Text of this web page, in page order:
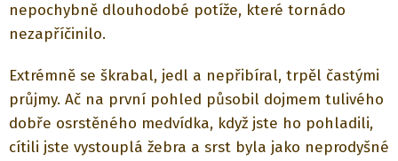
nepochybně dlouhodobé potíže, které tornádo
nezapříčinilo.
Extrémně se škrabal, jedl a nepřibíral, trpěl častými
průjmy. Ač na první pohled působil dojmem tulivého
dobře osrstěného medvídka, když jste ho pohladili,
cítili jste vystouplá žebra a srst byla jako neprodyšné